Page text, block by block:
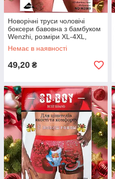
Новорічні труси чоловічі
боксери бавовна з бамбуком
Wenzhi, розміри XL-4XL,
3909
Немає в наявності
49,20 ₴